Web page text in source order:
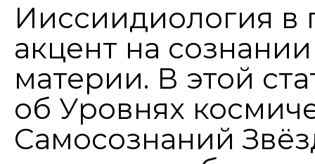
Ииссиидиология в
акцент на
материи. В этой
об Уровнях
Самосознаний